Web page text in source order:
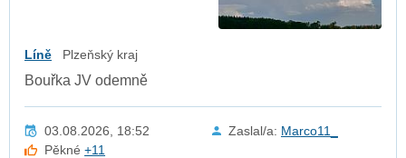
Líně Plzeňský kraj
Bouřka JV odemně
03.08.2026, 18:52 Zaslal/a: Marco11_
Pěkné+11